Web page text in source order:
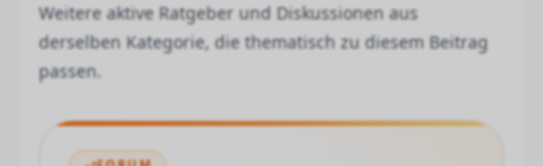
Weitere aktive Ratgeber und Diskussionen aus
derselben Kategorie, die thematisch zu diesem Beitrag
passen.